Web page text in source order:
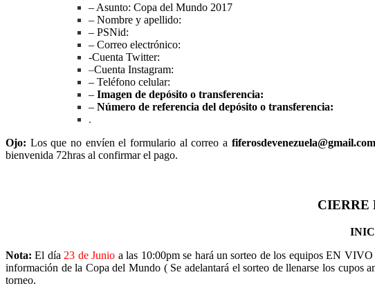
– Asunto: Copa del Mundo 2017
– Nombre y apellido:
– PSNid:
– Correo electrónico:
-Cuenta Twitter:
–Cuenta Instagram:
– Teléfono celular:
– Imagen de depósito o transferencia:
– Número de referencia del depósito o transferencia:
.
Ojo: Los que no envíen el formulario al correo a fiferosdevenezuela@gmail.com
bienvenida 72hras al confirmar el pago.
CIERRE
Nota: El día 23 de Junio a las 10:00pm se hará un sorteo de los equipos EN
información de la Copa del Mundo ( Se adelantará el sorteo de llenarse los cupos
torneo.